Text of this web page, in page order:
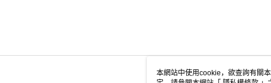
本網站中使用cookie，欲查詢有關